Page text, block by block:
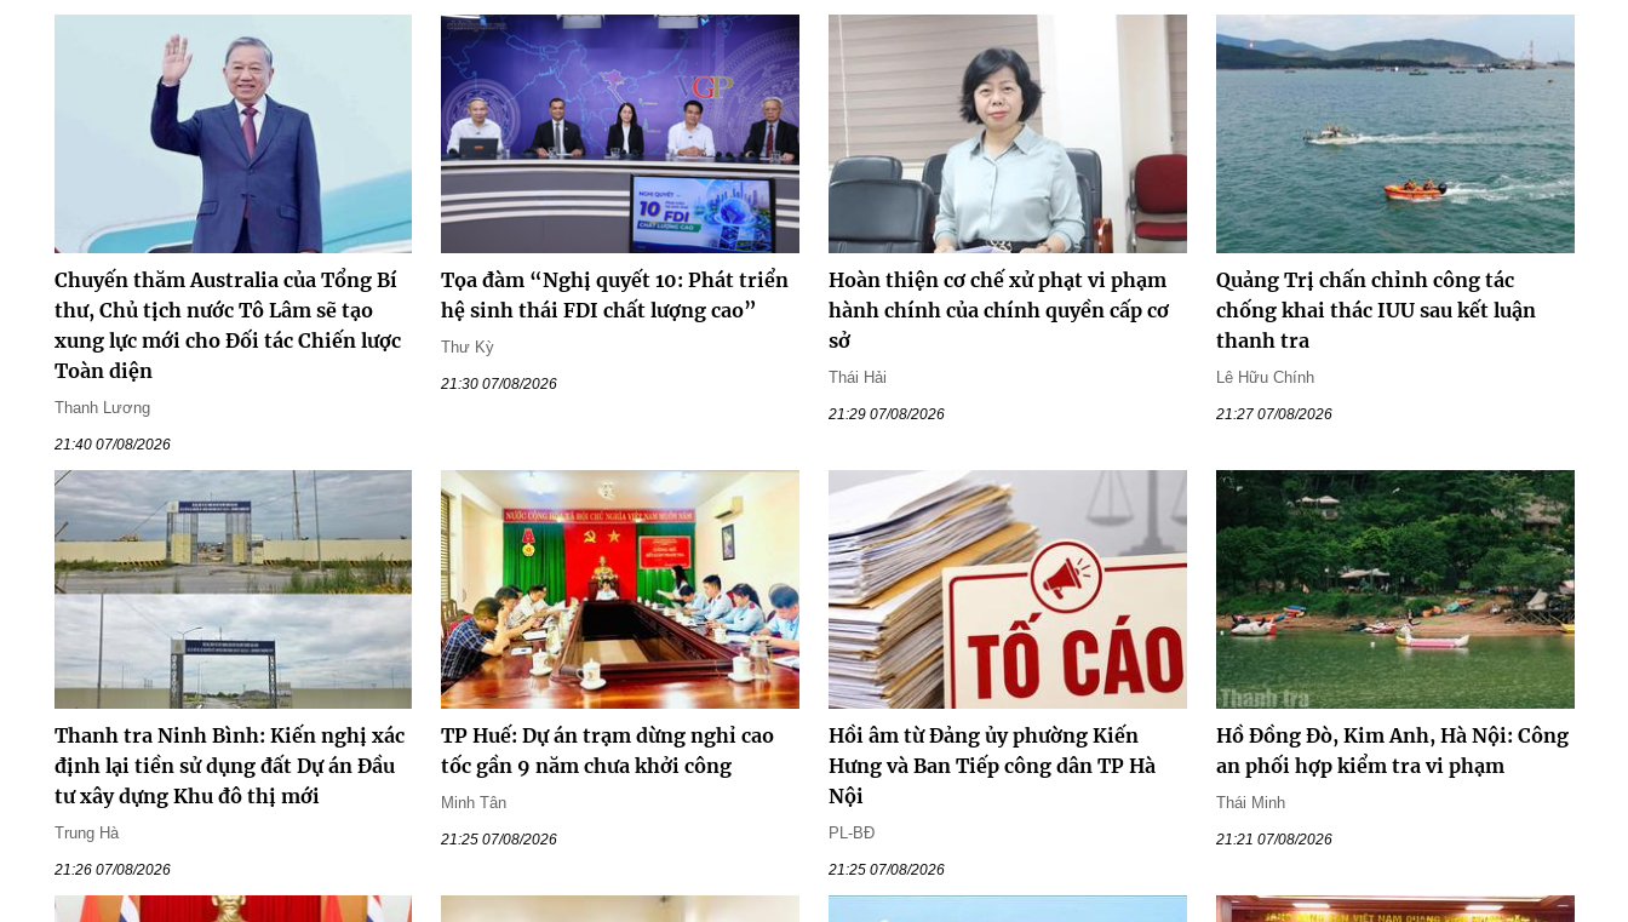
Chuyến thăm Australia của Tổng Bí
thư, Chủ tịch nước Tô Lâm sẽ tạo
xung lực mới cho Đối tác Chiến lược
Toàn diện
Thanh Lương
21:40 07/08/2026
Tọa đàm “Nghị quyết 10: Phát triển
hệ sinh thái FDI chất lượng cao”
Thư Kỳ
21:30 07/08/2026
Hoàn thiện cơ chế xử phạt vi phạm
hành chính của chính quyền cấp cơ
sở
Thái Hải
21:29 07/08/2026
Quảng Trị chấn chỉnh công tác
chống khai thác IUU sau kết luận
thanh tra
Lê Hữu Chính
21:27 07/08/2026
Thanh tra Ninh Bình: Kiến nghị xác
định lại tiền sử dụng đất Dự án Đầu
tư xây dựng Khu đô thị mới
Trung Hà
21:26 07/08/2026
TP Huế: Dự án trạm dừng nghỉ cao
tốc gần 9 năm chưa khởi công
Minh Tân
21:25 07/08/2026
Hồi âm từ Đảng ủy phường Kiến
Hưng và Ban Tiếp công dân TP Hà
Nội
PL-BĐ
21:25 07/08/2026
Hồ Đồng Đò, Kim Anh, Hà Nội: Công
an phối hợp kiểm tra vi phạm
Thái Minh
21:21 07/08/2026